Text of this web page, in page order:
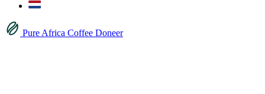
Pure Africa Coffee Doneer